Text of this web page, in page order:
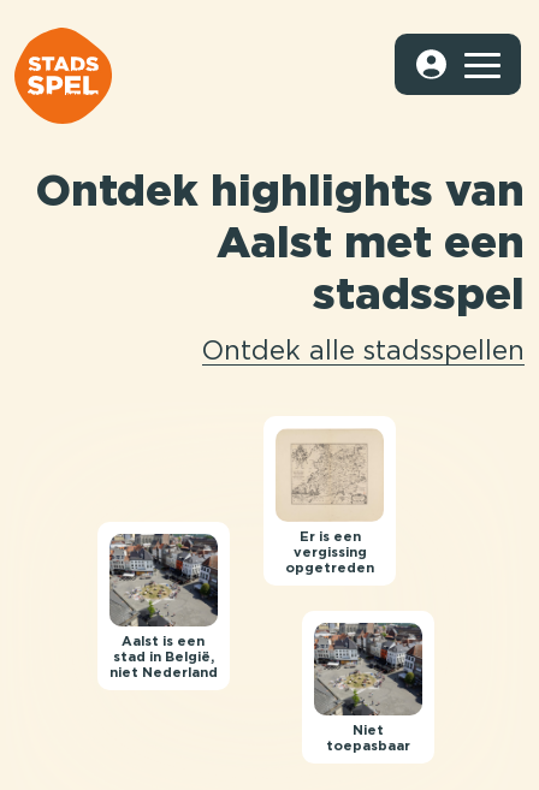
Ontdek highlights van
Aalst met een
stadsspel
Ontdek alle stadsspellen
Er is een
vergissing
opgetreden
Aalst is een
stad in België,
niet Nederland
Niet
toepasbaar